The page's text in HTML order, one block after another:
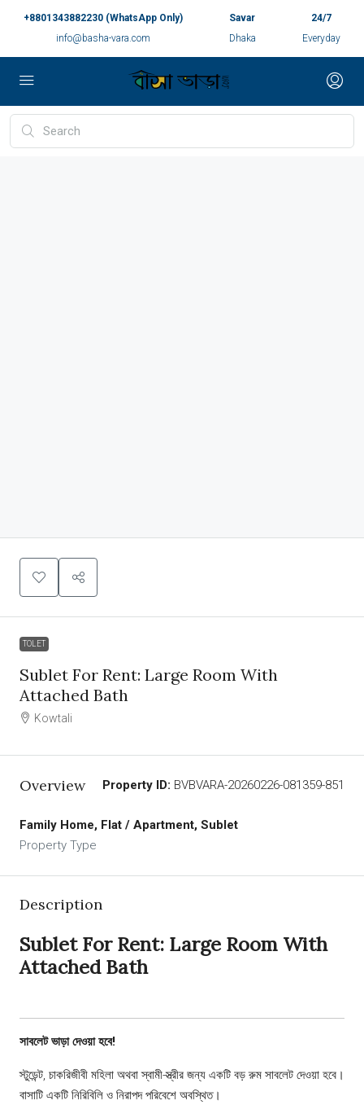
+8801343882230 (WhatsApp Only)
info@basha-vara.com
Savar
Dhaka
24/7
Everyday
TOLET
Sublet For Rent: Large Room With
Attached Bath
Kowtali
Overview Property ID: BVBVARA-20260226-081359-851
Family Home, Flat / Apartment, Sublet
Property Type
Description
Sublet For Rent: Large Room With
Attached Bath
সাবলেট ভাড়া দেওয়া হবে!
স্টুডেন্ট, চাকরিজীবী মহিলা অথবা স্বামী-স্ত্রীর জন্য একটি বড় রুম সাবলেট দেওয়া হবে।
বাসাটি একটি নিরিবিলি ও নিরাপদ পরিবেশে অবস্থিত।